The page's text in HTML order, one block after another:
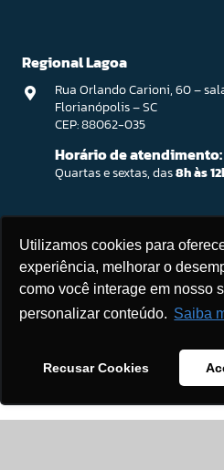
Utilizamos cookies para
experiência, melhorar o
como você interage em nosso
personalizar conteúdo. Saiba
Recusar Cookies
Regional Lagoa
Rua Orlando Carioni, 60 –
Florianópolis – SC
CEP: 88062-035
Horário de atendimento:
Quartas e sextas, das8h às
Ingleses / Atendimento
Rod. João Gualberto Soares,
Sala 201. Ingleses do Rio
CEP: 88058-300
Segunda a sexta-feira, das
(Intervalo:12h às 13h30
Este site usa cookies para melhorar sua
continuar a usar este site, você
Privacidade